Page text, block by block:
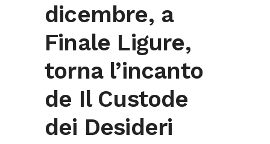
dicembre, a
Finale Ligure,
torna l’incanto
de Il Custode
dei Desideri